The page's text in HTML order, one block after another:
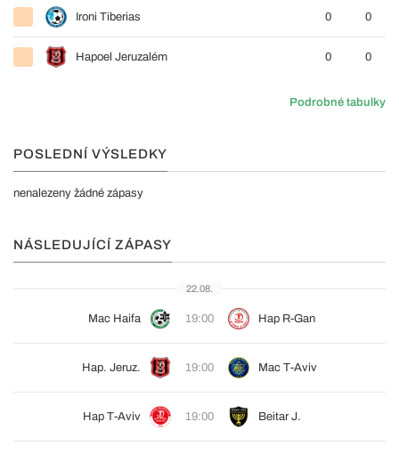
Ironi Tiberias 0 0
Hapoel Jeruzalém 0 0
Podrobné tabulky
POSLEDNÍ VÝSLEDKY
nenalezeny žádné zápasy
NÁSLEDUJÍCÍ ZÁPASY
22.08.
Mac Haifa 19:00 Hap R-Gan
Hap. Jeruz. 19:00 Mac T-Aviv
Hap T-Aviv 19:00 Beitar J.